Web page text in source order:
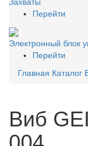
Перейти
Электронный блок
Перейти
Главная Каталог
Виб